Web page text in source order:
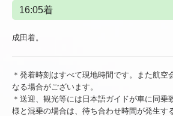
16:05着
成田着。
＊発着時刻はすべて現地時間です。また航空
なる場合がございます。
＊送迎、観光等には日本語ガイドが車に同乗
様と混乗の場合は、待ち合わせ時間が発生す